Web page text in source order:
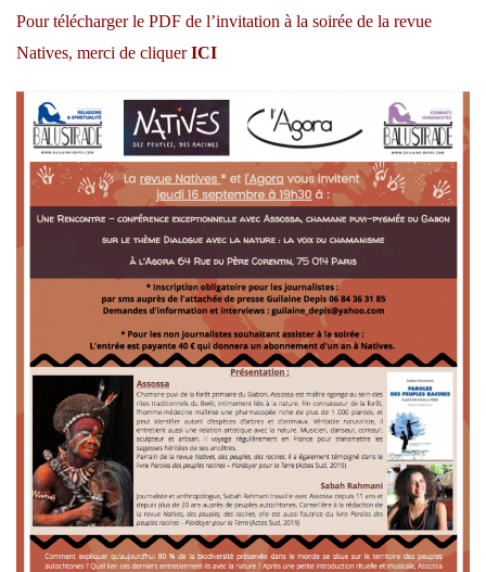
Pour télécharger le PDF de l’invitation à la soirée de la revue
Natives, merci de cliquerICI